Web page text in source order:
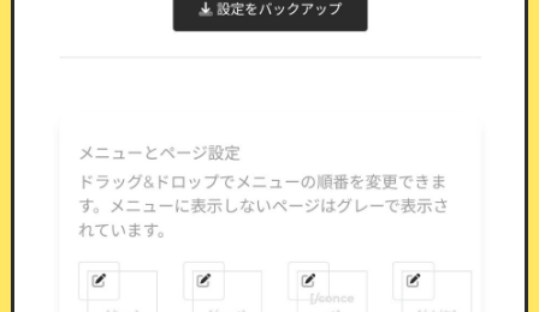
マイページに並ぶポイント消費ボタン
ポイントを消費して抽選を引ける機能です。
は何段階でも組めます。等級・景品名・当選時の
本文をそれぞれ設定でき、景品名を伏せて等級だ
けを見せる運用もできます。
1回あたりの消費ポイント：1回引くのに必要